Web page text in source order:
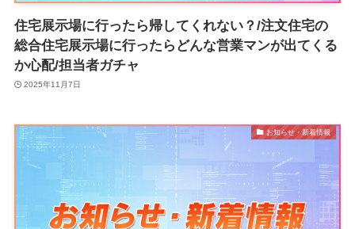
住宅展示場に行ったら帰してくれない？/注文住宅の
総合住宅展示場に行ったらどんな営業マンが出てくる
か心配/担当者ガチャ
2025年11月7日
お知らせ・新着情報